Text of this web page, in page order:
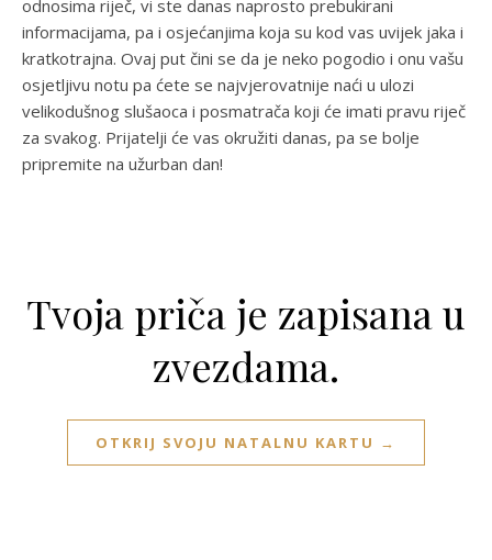
odnosima riječ, vi ste danas naprosto prebukirani
informacijama, pa i osjećanjima koja su kod vas uvijek jaka i
kratkotrajna. Ovaj put čini se da je neko pogodio i onu vašu
osjetljivu notu pa ćete se najvjerovatnije naći u ulozi
velikodušnog slušaoca i posmatrača koji će imati pravu riječ
za svakog. Prijatelji će vas okružiti danas, pa se bolje
pripremite na užurban dan!
Tvoja priča je zapisana u
zvezdama.
OTKRIJ SVOJU NATALNU KARTU →